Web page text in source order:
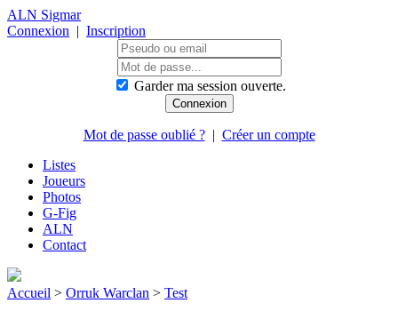
ALN Sigmar
Connexion | Inscription
Garder ma session ouverte.
Mot de passe oublié ?| Créer un compte
Listes
Joueurs
Photos
G-Fig
ALN
Contact
Accueil > Orruk Warclan > Test